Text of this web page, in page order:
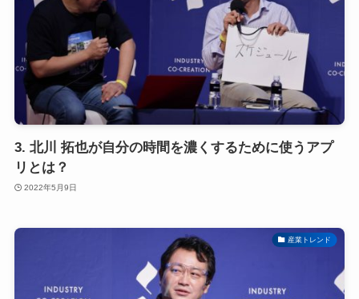
3. 北川 拓也が自分の時間を濃くするために使うアプ
リとは？
2022年5月9日
産業トレンド